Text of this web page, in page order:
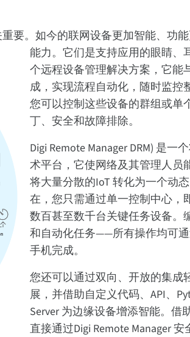
要。如今的联网设备更加智能、功
能力。它们是支持应用的眼睛、
个远程设备管理解决方案，它能
成，实现流程自动化，随时监控
您可以控制这些设备的群组或单
丁、安全和故障排除。
Digi Remote Manager DRM) 是
术平台，它使网络及其管理人员
将大量分散的IoT 转化为一个动
在，您只需通过单一控制中心，
数百甚至数千台关键任务设备。
和自动化任务——所有操作均可
手机完成。
您还可以通过双向、开放的集成
展，并借助自定义代码、API、
Server 为边缘设备增添智能。借
直接通过Digi Remote Manager